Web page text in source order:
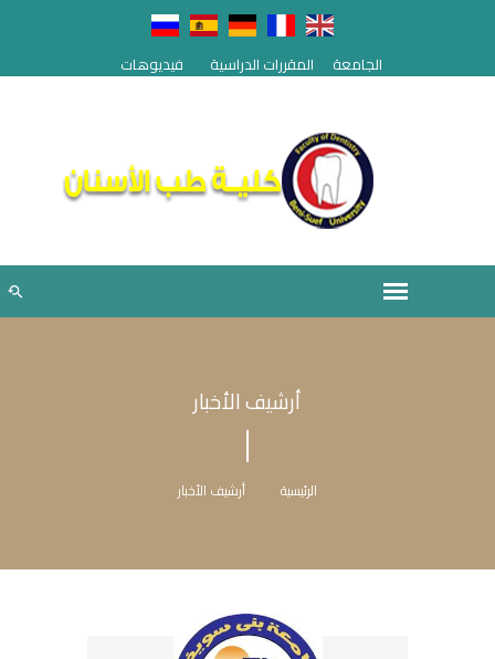
الجامعة المقررات الدراسية فيديوهات
أرشيف الأخبار
الرئيسية أرشيف الأخبار